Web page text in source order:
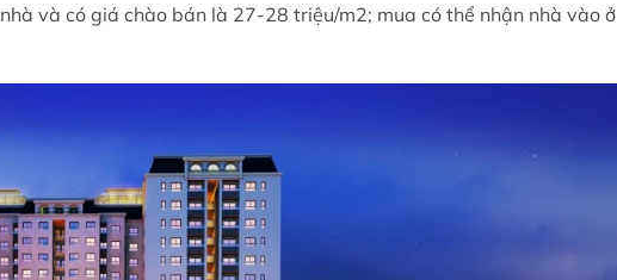
và có giá chào bán là 27-28 triệu/m2; mua có thể nhận nhà vào ở